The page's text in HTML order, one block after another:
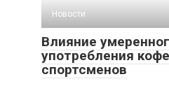
Новости
Влияние
употребления
спортсменов